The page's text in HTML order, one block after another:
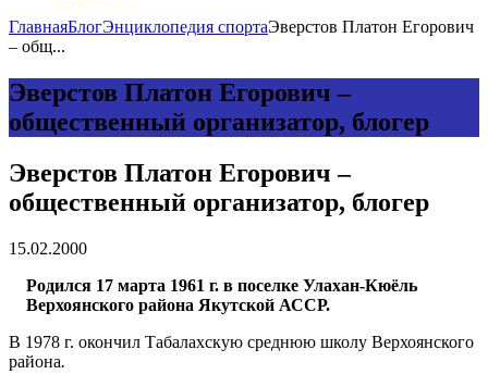
ГлавнаяБлогЭнциклопедия спортаЭверстов Платон Егорович
– общ...
Эверстов Платон Егорович –
общественный организатор, блогер
Эверстов Платон Егорович –
общественный организатор, блогер
15.02.2000
Родился 17 марта 1961 г. в поселке Улахан-Кюёль
Верхоянского района Якутской АССР.
В 1978 г. окончил Табалахскую среднюю школу Верхоянского
района.